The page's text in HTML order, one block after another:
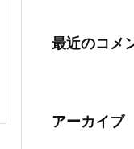
最近のコメ
アーカイブ